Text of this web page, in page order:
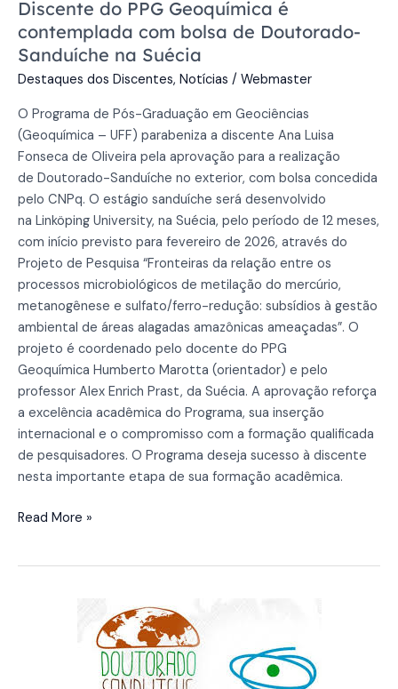
Discente do PPG Geoquímica é
contemplada com bolsa de Doutorado-
Sanduíche na Suécia
Destaques dos Discentes, Notícias / Webmaster
O Programa de Pós-Graduação em Geociências
(Geoquímica – UFF) parabeniza a discente Ana Luisa
Fonseca de Oliveira pela aprovação para a realização
de Doutorado-Sanduíche no exterior, com bolsa concedida
pelo CNPq. O estágio sanduíche será desenvolvido
na Linköping University, na Suécia, pelo período de 12 meses,
com início previsto para fevereiro de 2026, através do
Projeto de Pesquisa “Fronteiras da relação entre os
processos microbiológicos de metilação do mercúrio,
metanogênese e sulfato/ferro-redução: subsídios à gestão
ambiental de áreas alagadas amazônicas ameaçadas”. O
projeto é coordenado pelo docente do PPG
Geoquímica Humberto Marotta (orientador) e pelo
professor Alex Enrich Prast, da Suécia. A aprovação reforça
a excelência acadêmica do Programa, sua inserção
internacional e o compromisso com a formação qualificada
de pesquisadores. O Programa deseja sucesso à discente
nesta importante etapa de sua formação acadêmica.
Read More »